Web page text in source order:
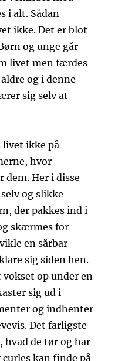
i alt. Sådan
ikke. Det er blot
og unge går
livet men færdes
og i denne
sig selv at
livet ikke på
hvor
dem. Her i disse
og slikke
der pakkes ind i
skærmes for
en sårbar
sig siden hen.
vokset op under en
sig ud i
og indhenter
Det farligste
hvad de tør og har
kan finde på